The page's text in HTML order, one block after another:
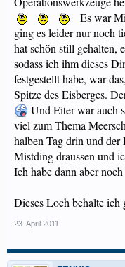
Es war
ging es leider nur noch
hat schön still gehalten,
sodass ich ihm dieses
festgestellt habe, war
Spitze des Eisberges.
Und Eiter war auch
viel zum Thema
halben Tag drin und
Mistding draussen und
Ich habe dann aber
Dieses Loch behalte
23. April 2011